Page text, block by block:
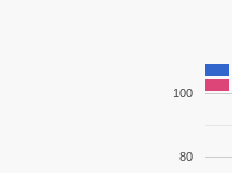
80
100